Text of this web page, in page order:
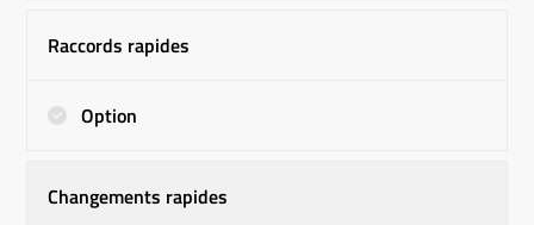
Raccords rapides
Option
Changements rapides